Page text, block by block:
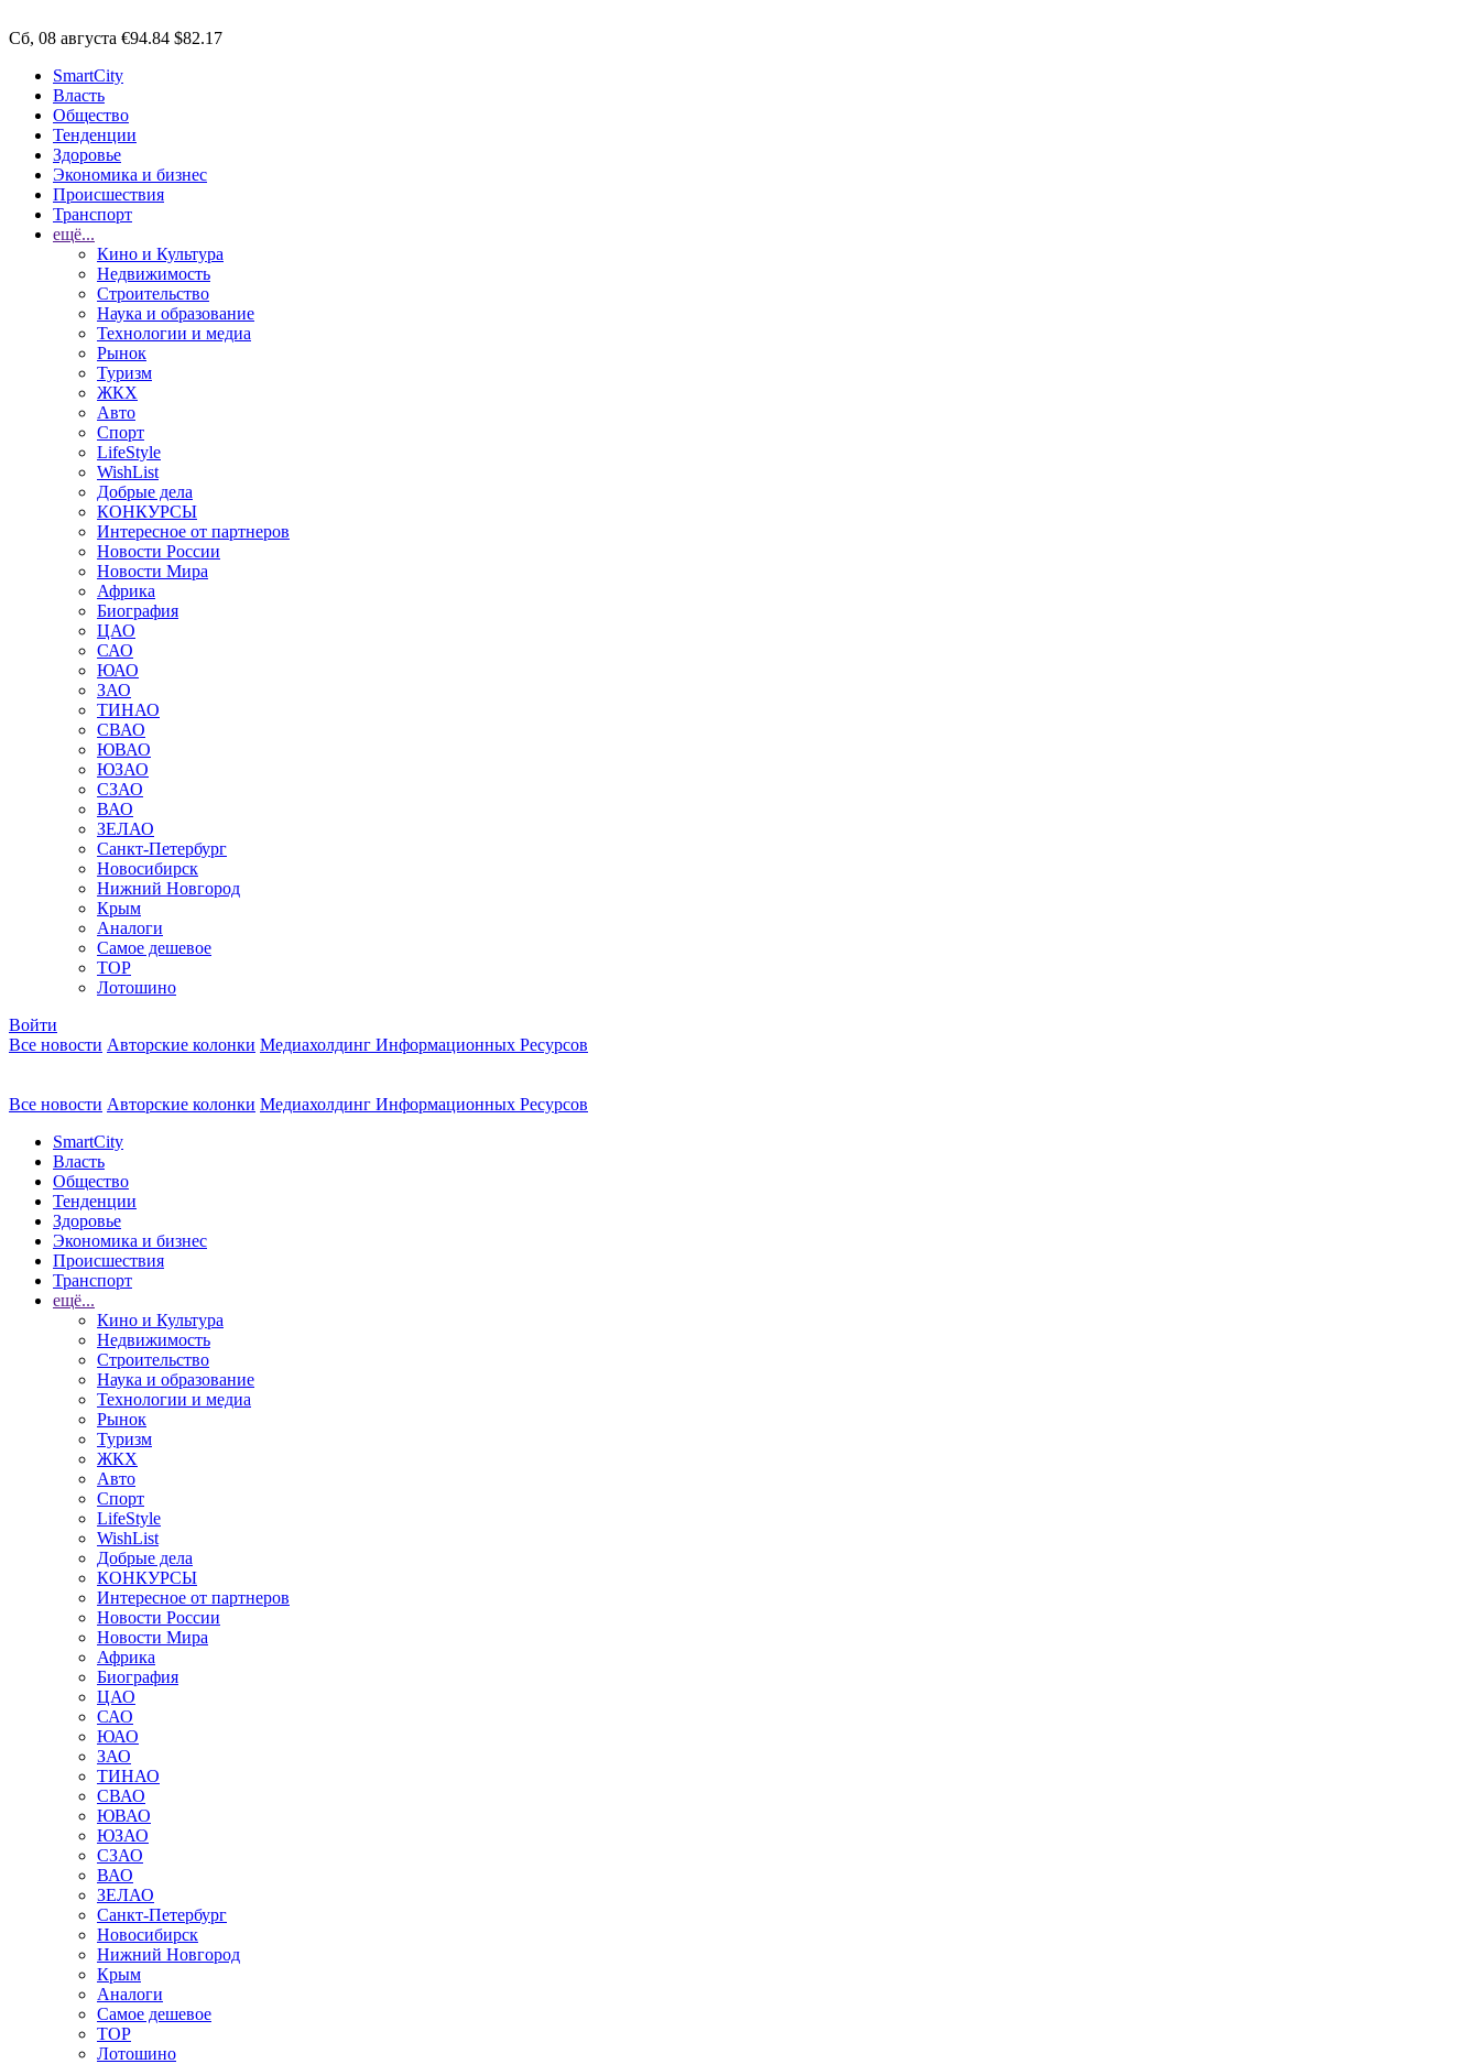
Сб, 08 августа €94.84 $82.17
SmartCity
Власть
Общество
Тенденции
Здоровье
Экономика и бизнес
Происшествия
Транспорт
ещё...
Кино и Культура
Недвижимость
Строительство
Наука и образование
Технологии и медиа
Рынок
Туризм
ЖКХ
Авто
Спорт
LifeStyle
WishList
Добрые дела
КОНКУРСЫ
Интересное от партнеров
Новости России
Новости Мира
Африка
Биография
ЦАО
САО
ЮАО
ЗАО
ТИНАО
СВАО
ЮВАО
ЮЗАО
СЗАО
ВАО
ЗЕЛАО
Санкт-Петербург
Новосибирск
Нижний Новгород
Крым
Аналоги
Самое дешевое
TOP
Лотошино
Войти
Все новости Авторские колонки Медиахолдинг Информационных Ресурсов
Все новости Авторские колонки Медиахолдинг Информационных Ресурсов
SmartCity
Власть
Общество
Тенденции
Здоровье
Экономика и бизнес
Происшествия
Транспорт
ещё...
Кино и Культура
Недвижимость
Строительство
Наука и образование
Технологии и медиа
Рынок
Туризм
ЖКХ
Авто
Спорт
LifeStyle
WishList
Добрые дела
КОНКУРСЫ
Интересное от партнеров
Новости России
Новости Мира
Африка
Биография
ЦАО
САО
ЮАО
ЗАО
ТИНАО
СВАО
ЮВАО
ЮЗАО
СЗАО
ВАО
ЗЕЛАО
Санкт-Петербург
Новосибирск
Нижний Новгород
Крым
Аналоги
Самое дешевое
TOP
Лотошино